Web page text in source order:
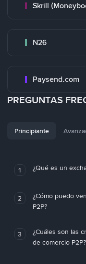
Skrill
N26
Paysend.com
PREGUNTAS
Principiante
1 ¿Qué es un
2
¿Cómo puedo
P2P?
3
¿Cuáles son las
de comercio P2P?